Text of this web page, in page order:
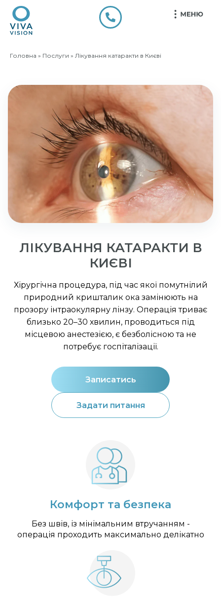
Головна » Послуги » Лікування катаракти в Києві
ЛІКУВАННЯ КАТАРАКТИ В
КИЄВІ
Хірургічна процедура, під час якої помутнілий
природний кришталик ока замінюють на
прозору інтраокулярну лінзу. Операція триває
близько 20–30 хвилин, проводиться під
місцевою анестезією, є безболісною та не
потребує госпіталізації.
Записатись
Задати питання
Комфорт та безпека
Без швів, із мінімальним втручанням -
операція проходить максимально делікатно